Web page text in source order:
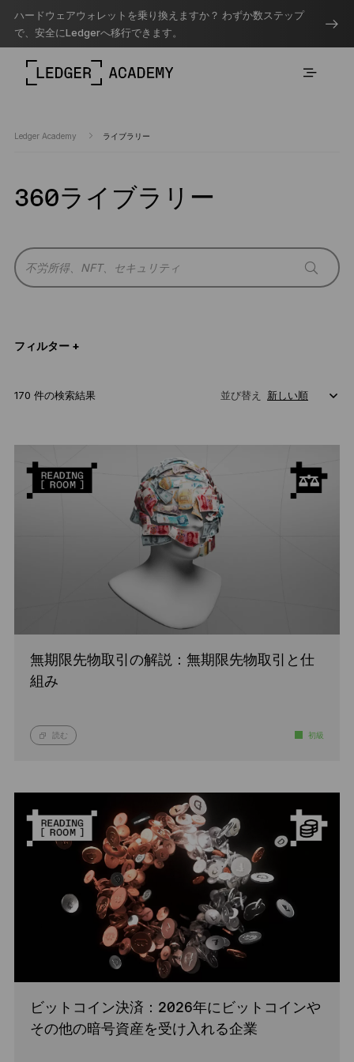
ハードウェアウォレットを乗り換えますか？ わずか数ステップ
で、安全にLedgerへ移行できます。
Ledger Academy ライブラリー
360ライブラリー
フィルター +
170 件の検索結果 並び替え
無期限先物取引の解説：無期限先物取引と仕
組み
読む 初級
ビットコイン決済：2026年にビットコインや
その他の暗号資産を受け入れる企業